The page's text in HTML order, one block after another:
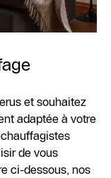
et souhaitez
adaptée à votre
de vous
ci-dessous, nos